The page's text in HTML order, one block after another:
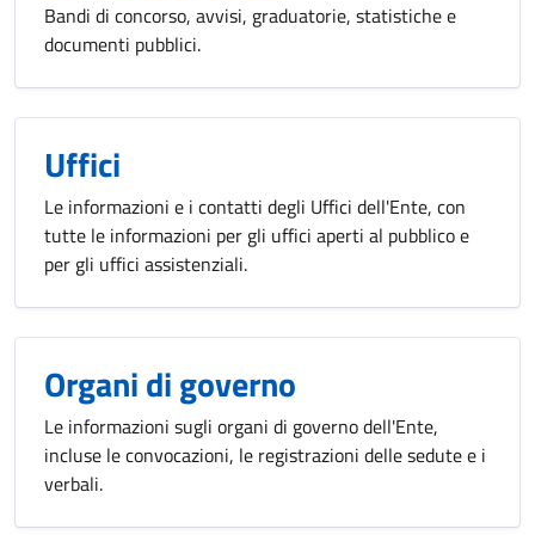
Bandi di concorso, avvisi, graduatorie, statistiche e
documenti pubblici.
Uffici
Le informazioni e i contatti degli Uffici dell'Ente, con
tutte le informazioni per gli uffici aperti al pubblico e
per gli uffici assistenziali.
Organi di governo
Le informazioni sugli organi di governo dell'Ente,
incluse le convocazioni, le registrazioni delle sedute e i
verbali.